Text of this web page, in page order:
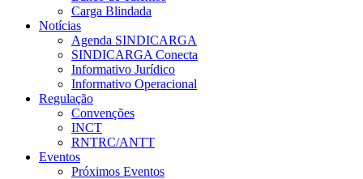
Carga Blindada
Notícias
Agenda SINDICARGA
SINDICARGA Conecta
Informativo Jurídico
Informativo Operacional
Regulação
Convenções
INCT
RNTRC/ANTT
Eventos
Próximos Eventos